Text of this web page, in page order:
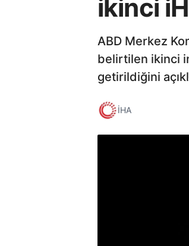
ikinci
ABD Merkez
belirtilen ikinci
getirildiğini
İHA